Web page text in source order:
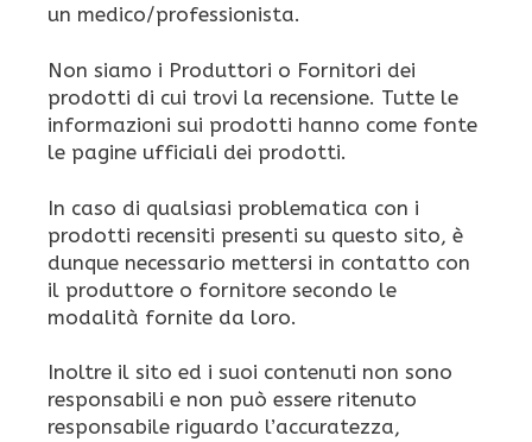
un medico/professionista.
Non siamo i Produttori o Fornitori dei
prodotti di cui trovi la recensione. Tutte le
informazioni sui prodotti hanno come fonte
le pagine ufficiali dei prodotti.
In caso di qualsiasi problematica con i
prodotti recensiti presenti su questo sito, è
dunque necessario mettersi in contatto con
il produttore o fornitore secondo le
modalità fornite da loro.
Inoltre il sito ed i suoi contenuti non sono
responsabili e non può essere ritenuto
responsabile riguardo l’accuratezza,